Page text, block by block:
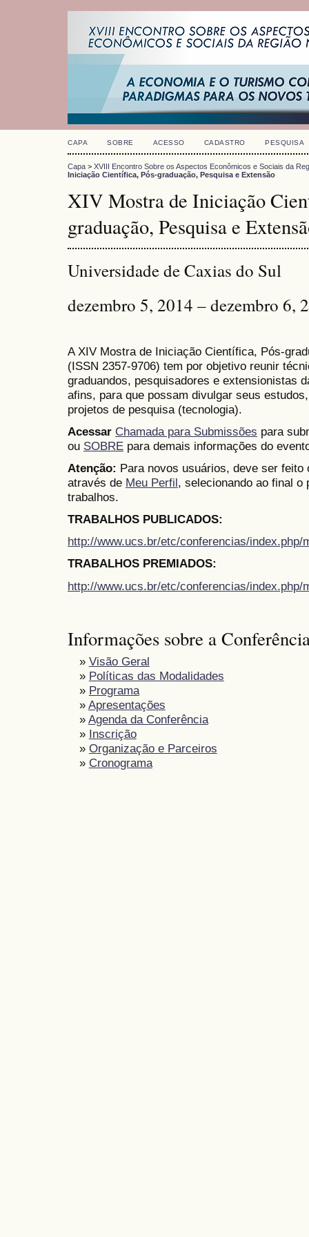
CAPA SOBRE ACESSO CADASTRO PESQUISA
Capa > XVIII Encontro Sobre os Aspectos Econômicos e Sociais da
Iniciação Científica, Pós-graduação, Pesquisa e Extensão
XIV Mostra de Iniciação
graduação, Pesquisa e
Universidade de Caxias do Sul
dezembro 5, 2014 – dezembro 6,
A XIV Mostra de Iniciação Científica, Pós-
(ISSN 2357-9706) tem por objetivo reunir
graduandos, pesquisadores e extensionistas
afins, para que possam divulgar seus
projetos de pesquisa (tecnologia).
Acessar Chamada para Submissões para
ou SOBRE para demais informações do
Atenção: Para novos usuários, deve ser
através de Meu Perfil, selecionando ao final o
trabalhos.
TRABALHOS PUBLICADOS:
http://www.ucs.br/etc/conferencias/
TRABALHOS PREMIADOS:
http://www.ucs.br/etc/conferencias/index.php/
Informações sobre a
» Visão Geral
» Políticas das Modalidades
» Programa
» Apresentações
» Agenda da Conferência
» Inscrição
» Organização e Parceiros
» Cronograma